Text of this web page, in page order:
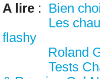
A lire : Bien
Les
flashy
Roland
Tests